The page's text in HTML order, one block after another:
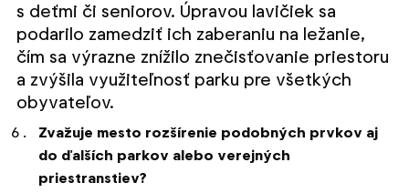
s deťmi či seniorov. Úpravou lavičiek sa
podarilo zamedziť ich zaberaniu na ležanie,
čím sa výrazne znížilo znečisťovanie priestoru
a zvýšila využiteľnosť parku pre všetkých
obyvateľov.
Zvažuje mesto rozšírenie podobných prvkov aj
do ďalších parkov alebo verejných
priestranstiev?